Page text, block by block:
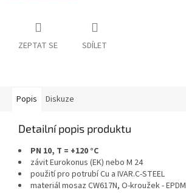
ZEPTAT SE SDÍLET
Popis Diskuze
Detailní popis produktu
PN 10, T = +120 °C
závit Eurokonus (EK) nebo M 24
použití pro potrubí Cu a IVAR.C-STEEL
materiál mosaz CW617N, O-kroužek - EPDM